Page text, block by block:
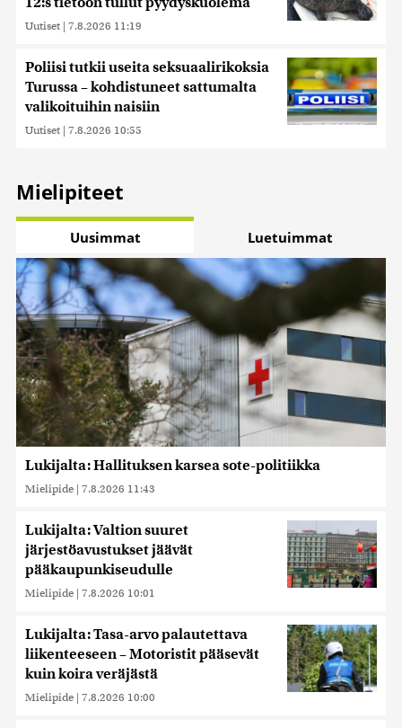
Uutiset | 7.8.2026 11:19
Poliisi tutkii useita seksuaalirikoksia
Turussa – kohdistuneet sattumalta
valikoituihin naisiin
Uutiset | 7.8.2026 10:55
Mielipiteet
Uusimmat Luetuimmat
Lukijalta: Hallituksen karsea sote-politiikka
Mielipide | 7.8.2026 11:43
Lukijalta: Valtion suuret
järjestöavustukset jäävät
pääkaupunkiseudulle
Mielipide | 7.8.2026 10:01
Lukijalta: Tasa-arvo palautettava
liikenteeseen – Motoristit pääsevät
kuin koira veräjästä
Mielipide | 7.8.2026 10:00